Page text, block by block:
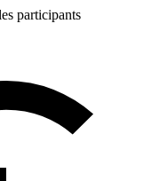
participants